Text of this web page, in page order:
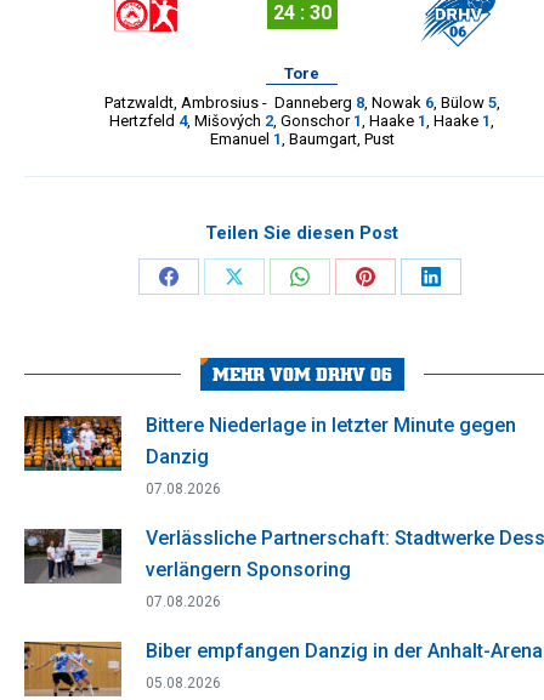
24 : 30
Tore
Patzwaldt, Ambrosius- Danneberg 8, Nowak 6, Bülow 5,
Hertzfeld 4, Mišových 2, Gonschor 1, Haake 1, Haake 1,
Emanuel 1, Baumgart, Pust
Teilen Sie diesen Post
Share
Facebook
Share
X
Share
WhatsApp
Share
Pinterest
Share
MEHR VOM DRHV 06
Bittere Niederlage in letzter Minute gegen
Danzig
07.08.2026
Verlässliche Partnerschaft: Stadtwerke
verlängern Sponsoring
07.08.2026
Biber empfangen Danzig in der Anhalt-Arena
05.08.2026